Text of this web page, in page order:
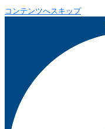
コンテンツへスキップ